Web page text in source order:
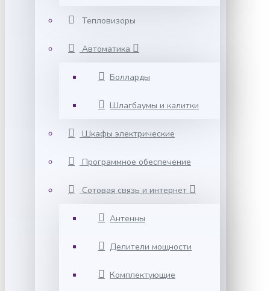
Тепловизоры
Автоматика
Болларды
Шлагбаумы и калитки
Шкафы электрические
Программное обеспечение
Сотовая связь и интернет
Антенны
Делители мощности
Комплектующие